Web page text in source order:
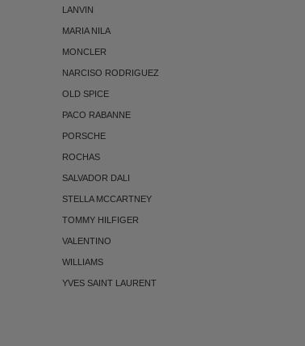
LANVIN
MARIA NILA
MONCLER
NARCISO RODRIGUEZ
OLD SPICE
PACO RABANNE
PORSCHE
ROCHAS
SALVADOR DALI
STELLA MCCARTNEY
TOMMY HILFIGER
VALENTINO
WILLIAMS
YVES SAINT LAURENT